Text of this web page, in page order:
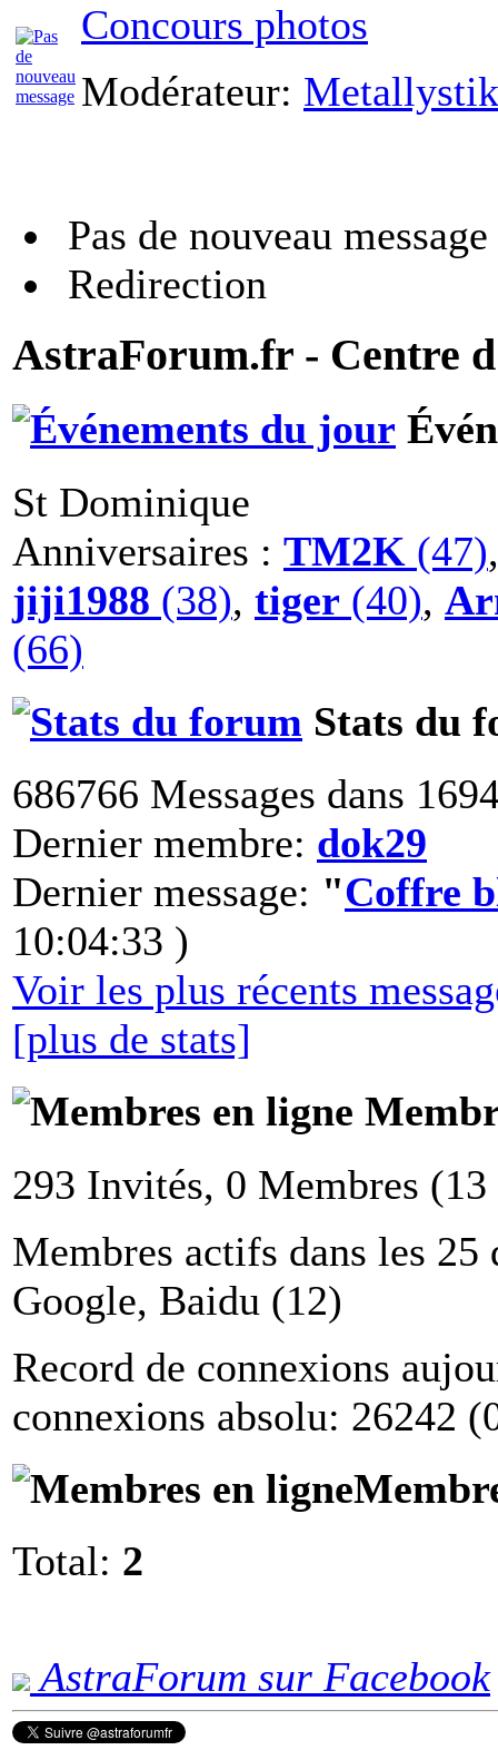
Concours photos
Modérateur:
Pas de nouveau message
Redirection
AstraForum.fr - Centre
St Dominique
Anniversaires : TM2K (47)
jiji1988 (38), tiger (40),
(66)
Stats du
686766 Messages dans
Dernier membre: dok29
Dernier message: "Coffre
10:04:33 )
Voir les plus récents
[plus de stats]
293 Invités, 0 Membres (13
Membres actifs dans les 25
Google, Baidu (12)
Record de connexions
connexions absolu: 26242
Total: 2
AstraForum sur Facebook